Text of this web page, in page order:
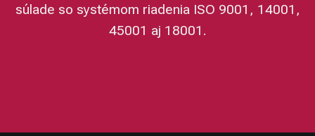
súlade so systémom riadenia ISO 9001, 14001,
45001 aj 18001.